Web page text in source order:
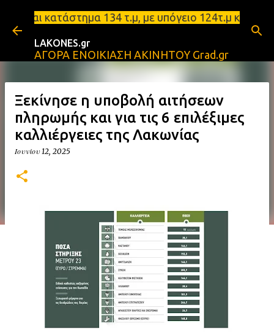
Μετάβαση στο κύριο περιεχόμενο
134 τ.μ, με υπόγειο 124τ.μ και πατάρι
LAKONES.gr
ΑΓΟΡΑ ΕΝΟΙΚΙΑΣΗ ΑΚΙΝΗΤΟΥ Grad.gr
Ξεκίνησε η υποβολή αιτήσεων
πληρωμής και για τις 6 επιλέξιμες
καλλιέργειες της Λακωνίας
Ιουνίου 12, 2025